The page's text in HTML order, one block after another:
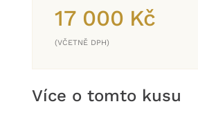
17 000 Kč
(VČETNĚ DPH)
Více o tomto kusu